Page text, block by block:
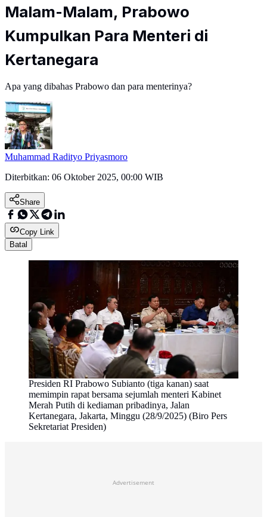
Malam-Malam, Prabowo
Kumpulkan Para Menteri di
Kertanegara
Apa yang dibahas Prabowo dan para menterinya?
Muhammad Radityo Priyasmoro
Diterbitkan: 06 Oktober 2025, 00:00 WIB
Share
Copy Link
Batal
Presiden RI Prabowo Subianto (tiga kanan) saat
memimpin rapat bersama sejumlah menteri Kabinet
Merah Putih di kediaman pribadinya, Jalan
Kertanegara, Jakarta, Minggu (28/9/2025) (Biro Pers
Sekretariat Presiden)
Advertisement